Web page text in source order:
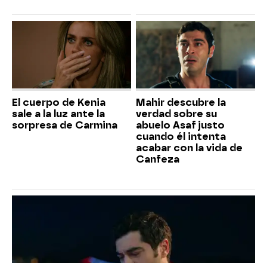
El cuerpo de Kenia
sale a la luz ante la
sorpresa de Carmina
Mahir descubre la
verdad sobre su
abuelo Asaf justo
cuando él intenta
acabar con la vida de
Canfeza